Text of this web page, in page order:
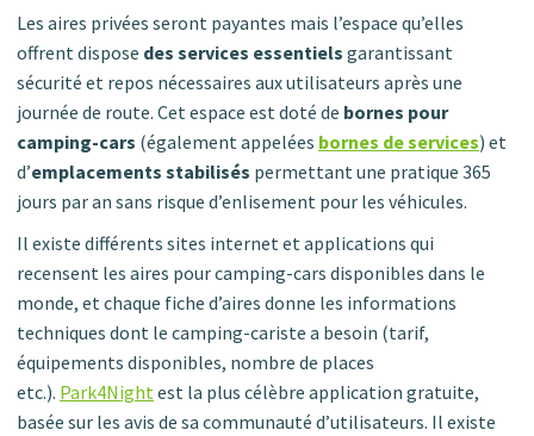
Les aires privées seront payantes mais l’espace qu’elles
offrent dispose des services essentiels garantissant
sécurité et repos nécessaires aux utilisateurs après une
journée de route. Cet espace est doté de bornes pour
camping-cars (également appelées bornes de services) et
d’emplacements stabilisés permettant une pratique 365
jours par an sans risque d’enlisement pour les véhicules.
Il existe différents sites internet et applications qui
recensent les aires pour camping-cars disponibles dans le
monde, et chaque fiche d’aires donne les informations
techniques dont le camping-cariste a besoin (tarif,
équipements disponibles, nombre de places
etc.). Park4Nightest la plus célèbre application gratuite,
basée sur les avis de sa communauté d’utilisateurs. Il existe